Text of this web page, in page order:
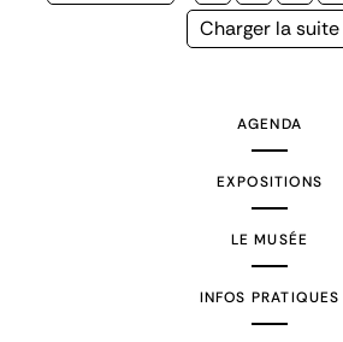
Page
Charger la suite
AGENDA
EXPOSITIONS
LE MUSÉE
INFOS PRATIQUES